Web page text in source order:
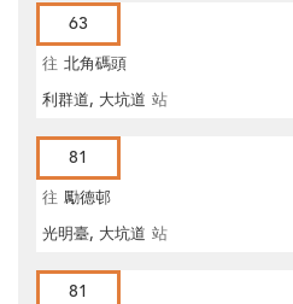
63
往 北角碼頭
利群道, 大坑道 站
81
往 勵德邨
光明臺, 大坑道 站
81